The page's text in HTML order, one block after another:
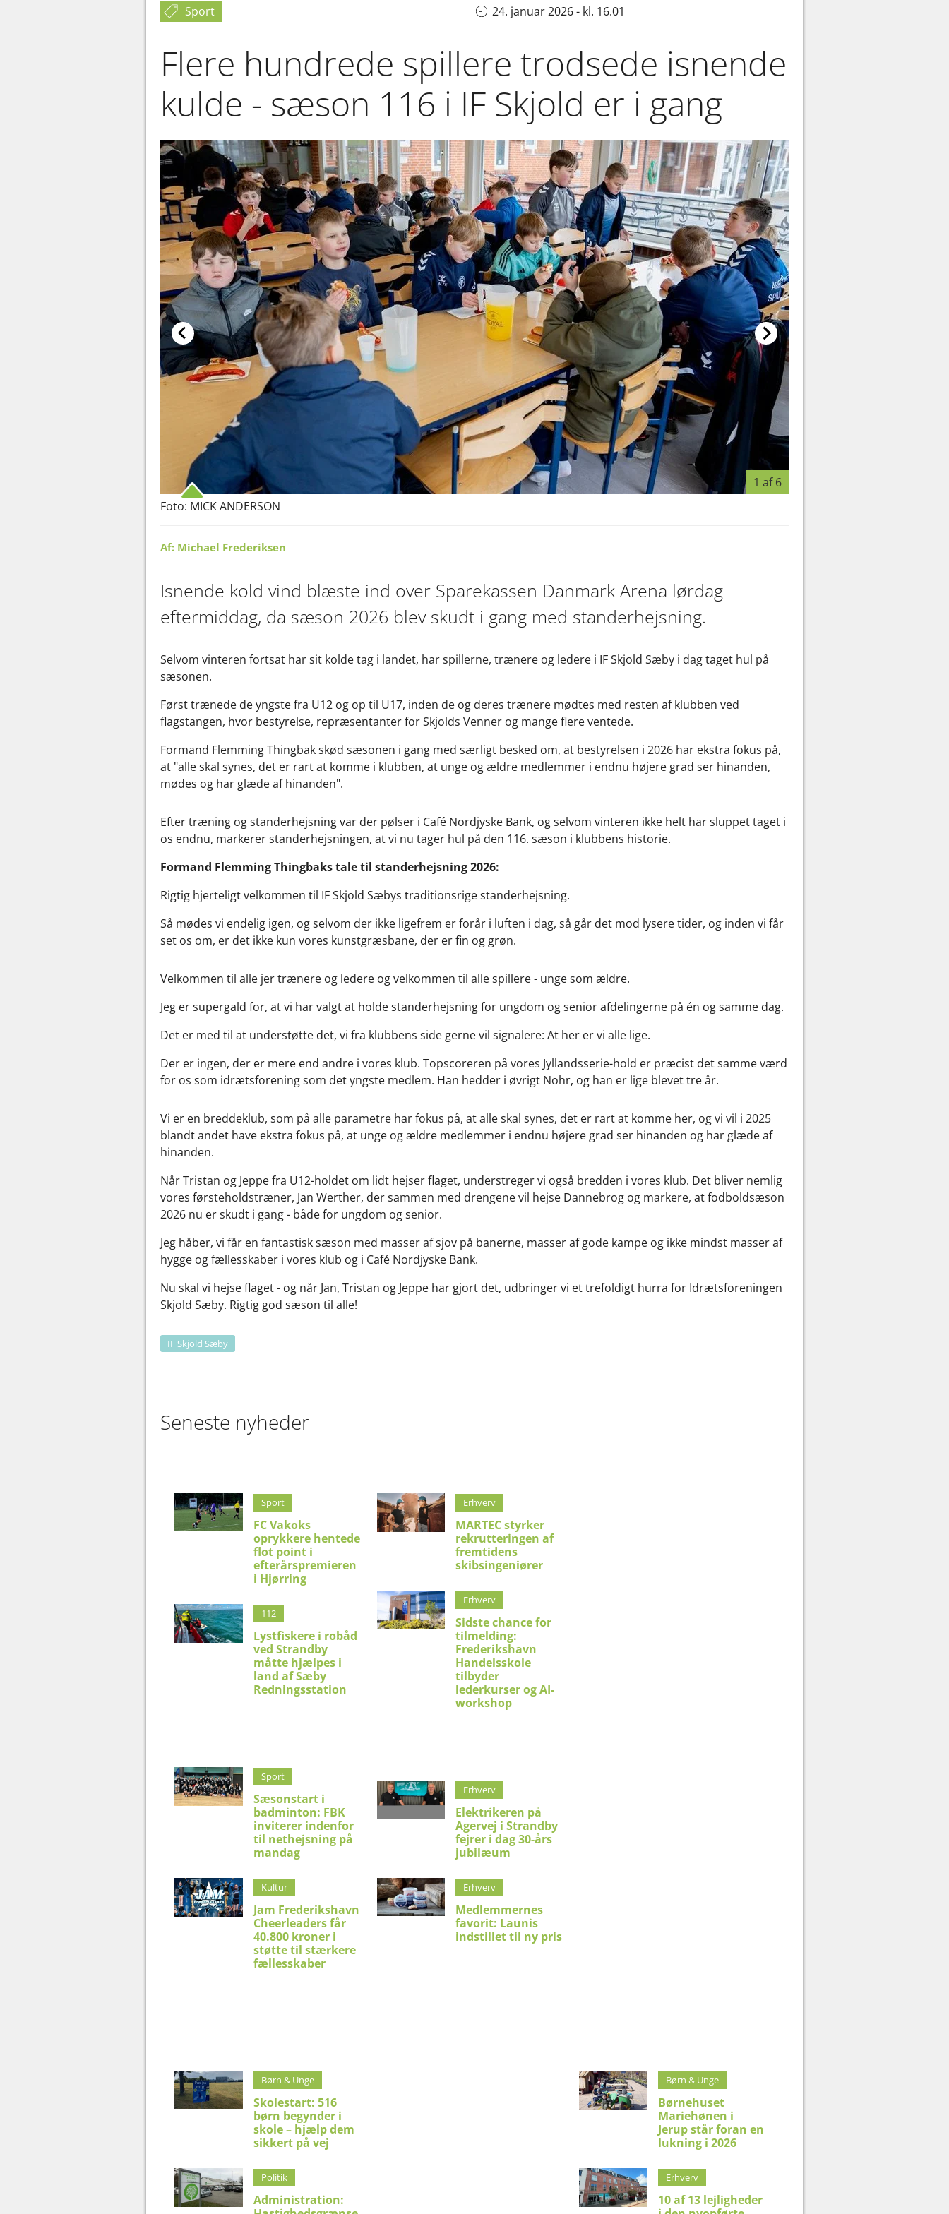
Sport 24. januar 2026 - kl. 16.01
Flere hundrede spillere trodsede isnende
kulde - sæson 116 i IF Skjold er i gang
1 af 6
Foto: MICK ANDERSON
Af: Michael Frederiksen
Isnende kold vind blæste ind over Sparekassen Danmark Arena lørdag
eftermiddag, da sæson 2026 blev skudt i gang med standerhejsning.
Selvom vinteren fortsat har sit kolde tag i landet, har spillerne, trænere og ledere i IF Skjold Sæby i dag taget hul på
sæsonen.
Først trænede de yngste fra U12 og op til U17, inden de og deres trænere mødtes med resten af klubben ved
flagstangen, hvor bestyrelse, repræsentanter for Skjolds Venner og mange flere ventede.
Formand Flemming Thingbak skød sæsonen i gang med særligt besked om, at bestyrelsen i 2026 har ekstra fokus på,
at "alle skal synes, det er rart at komme i klubben, at unge og ældre medlemmer i endnu højere grad ser hinanden,
mødes og har glæde af hinanden".
Efter træning og standerhejsning var der pølser i Café Nordjyske Bank, og selvom vinteren ikke helt har sluppet taget i
os endnu, markerer standerhejsningen, at vi nu tager hul på den 116. sæson i klubbens historie.
Formand Flemming Thingbaks tale til standerhejsning 2026:
Rigtig hjerteligt velkommen til IF Skjold Sæbys traditionsrige standerhejsning.
Så mødes vi endelig igen, og selvom der ikke ligefrem er forår i luften i dag, så går det mod lysere tider, og inden vi får
set os om, er det ikke kun vores kunstgræsbane, der er fin og grøn.
Velkommen til alle jer trænere og ledere og velkommen til alle spillere - unge som ældre.
Jeg er supergald for, at vi har valgt at holde standerhejsning for ungdom og senior afdelingerne på én og samme dag.
Det er med til at understøtte det, vi fra klubbens side gerne vil signalere: At her er vi alle lige.
Der er ingen, der er mere end andre i vores klub. Topscoreren på vores Jyllandsserie-hold er præcist det samme værd
for os som idrætsforening som det yngste medlem. Han hedder i øvrigt Nohr, og han er lige blevet tre år.
Vi er en breddeklub, som på alle parametre har fokus på, at alle skal synes, det er rart at komme her, og vi vil i 2025
blandt andet have ekstra fokus på, at unge og ældre medlemmer i endnu højere grad ser hinanden og har glæde af
hinanden.
Når Tristan og Jeppe fra U12-holdet om lidt hejser flaget, understreger vi også bredden i vores klub. Det bliver nemlig
vores førsteholdstræner, Jan Werther, der sammen med drengene vil hejse Dannebrog og markere, at fodboldsæson
2026 nu er skudt i gang - både for ungdom og senior.
Jeg håber, vi får en fantastisk sæson med masser af sjov på banerne, masser af gode kampe og ikke mindst masser af
hygge og fællesskaber i vores klub og i Café Nordjyske Bank.
Nu skal vi hejse flaget - og når Jan, Tristan og Jeppe har gjort det, udbringer vi et trefoldigt hurra for Idrætsforeningen
Skjold Sæby. Rigtig god sæson til alle!
IF Skjold Sæby
Seneste nyheder
Sport
FC Vakoks
oprykkere hentede
flot point i
efterårspremieren
i Hjørring
112
Lystfiskere i robåd
ved Strandby
måtte hjælpes i
land af Sæby
Redningsstation
Sport
Sæsonstart i
badminton: FBK
inviterer indenfor
til nethejsning på
mandag
Kultur
Jam Frederikshavn
Cheerleaders får
40.800 kroner i
støtte til stærkere
fællesskaber
Erhverv
MARTEC styrker
rekrutteringen af
fremtidens
skibsingeniører
Erhverv
Sidste chance for
tilmelding:
Frederikshavn
Handelsskole
tilbyder
lederkurser og AI-
workshop
Erhverv
Elektrikeren på
Agervej i Strandby
fejrer i dag 30-års
jubilæum
Erhverv
Medlemmernes
favorit: Launis
indstillet til ny pris
Børn & Unge
Skolestart: 516
børn begynder i
skole – hjælp dem
sikkert på vej
Politik
Administration:
Børn & Unge
Børnehuset
Mariehønen i
Jerup står foran en
lukning i 2026
Erhverv
10 af 13 lejligheder